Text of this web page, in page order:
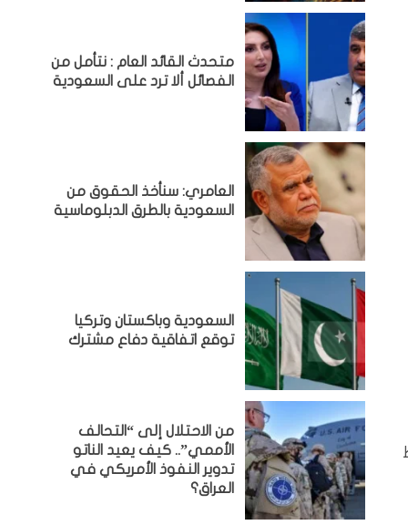
متحدث القائد العام : نتأمل من
الفصائل ألا ترد على السعودية
العامري: سنأخذ الحقوق من
السعودية بالطرق الدبلوماسية
السعودية وباكستان وتركيا
توقع اتفاقية دفاع مشترك
من الاحتلال إلى “التحالف
الأممي”.. كيف يعيد الناتو
تدوير النفوذ الأمريكي في
العراق؟